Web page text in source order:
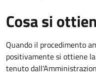
Cosa si
Quando il procedimento
positivamente si ottiene
tenuto